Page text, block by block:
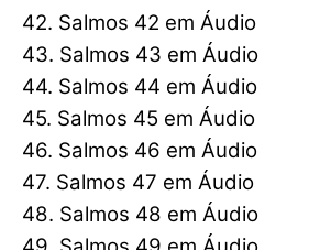
42. Salmos 42 em Áudio
43. Salmos 43 em Áudio
44. Salmos 44 em Áudio
45. Salmos 45 em Áudio
46. Salmos 46 em Áudio
47. Salmos 47 em Áudio
48. Salmos 48 em Áudio